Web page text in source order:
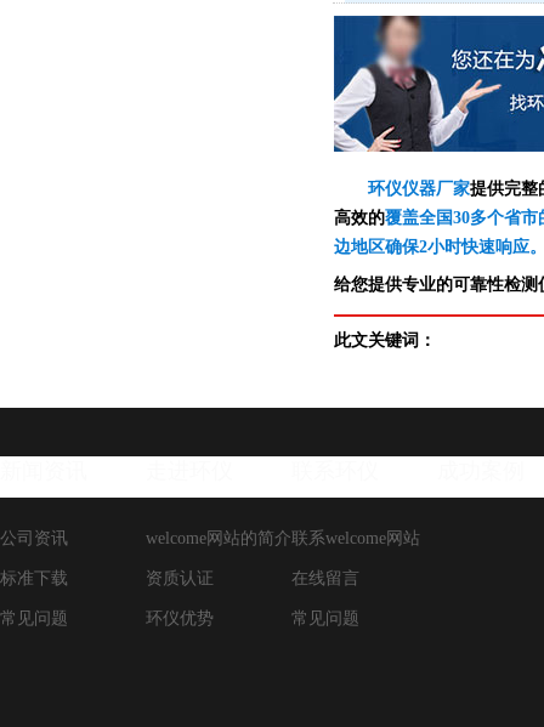
环仪仪器厂家提供完整
高效的覆盖全国30多个省
边地区确保2小时快速响应
给您提供专业的可靠性检测
此文关键词：
公司资讯
标准下载
常见问题
welcome网站的简介
资质认证
环仪优势
联系welcome网站
在线留言
常见问题